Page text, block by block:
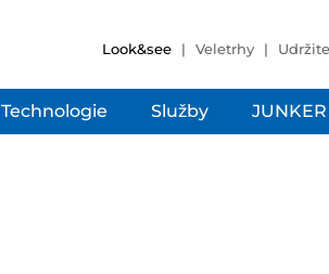
Look&see Veletrhy
Technologie Služby